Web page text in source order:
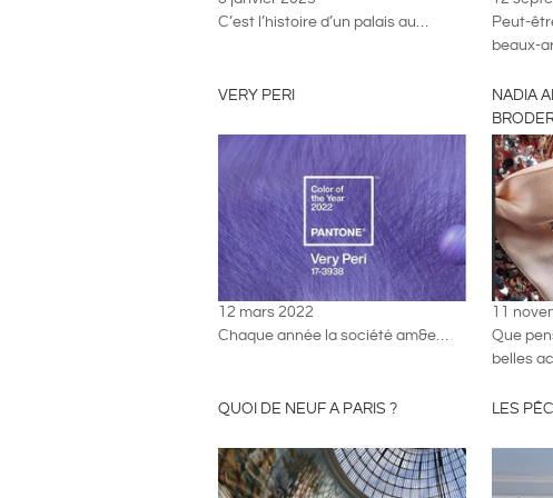
C’est l’histoire d’un palais au…
Peut-
beaux-
VERY PERI
12 mars 2022
Chaque année la société am&e…
NADIA
11
Que
belles
QUOI DE NEUF A PARIS ? LES